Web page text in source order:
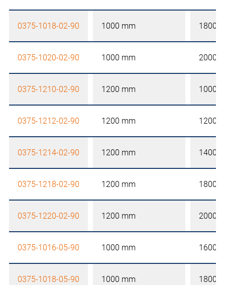
0375-1018-02-90 1000 mm 1800
0375-1020-02-90 1000 mm 2000
0375-1210-02-90 1200 mm 1000
0375-1212-02-90 1200 mm 1200
0375-1214-02-90 1200 mm 1400
0375-1218-02-90 1200 mm 1800
0375-1220-02-90 1200 mm 2000
0375-1016-05-90 1000 mm 1600
0375-1018-05-90 1000 mm 1800